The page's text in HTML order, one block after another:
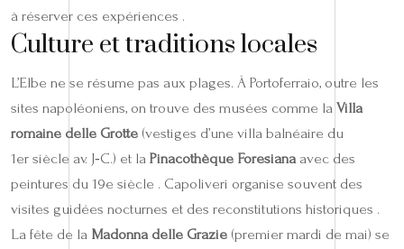
à réserver ces expériences .
Culture et traditions locales
L’Elbe ne se résume pas aux plages. À Portoferraio, outre les
sites napoléoniens, on trouve des musées comme la Villa
romaine delle Grotte (vestiges d’une villa balnéaire du
1er siècle av. J‑C.) et la Pinacothèque Foresiana avec des
peintures du 19e siècle . Capoliveri organise souvent des
visites guidées nocturnes et des reconstitutions historiques .
La fête de la Madonna delle Grazie (premier mardi de mai) se